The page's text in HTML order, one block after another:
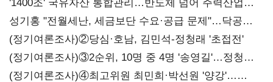
'1400조' 국유자산 통합관리…반도체 넘어 주력산업
구조혁신
성기홍 "전월세난, 세금보단 수요·공급 문제"…닥공
시사
(정기여론조사)②당심·호남, 김민석-정청래 '초접전'
(정기여론조사)③2순위, 10명 중 4명 '송영길'…정청래
'한 자릿수'
(정기여론조사)④최고위원 최민희·박선원 '양강'…